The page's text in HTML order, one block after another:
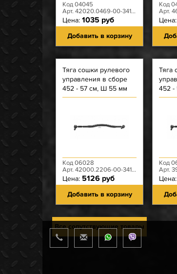
Код 04045
Арт. 42020.0469-00-3414056-00
Цена: 1035 руб
Добавить в корзину
Код
Арт.
Цена:
Тяга сошки рулевого
управления в сборе
452 - 57 см, Ш 55 мм
(Нак.стандарт) - 452
Код 06028
Арт. 42000.2206-00-3414010-00
Цена: 5126 руб
Добавить в корзину
Тяга
452 -
Код
Арт.
Цена:
Все сопутствующие товары